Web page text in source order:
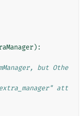
):
but Othe
att